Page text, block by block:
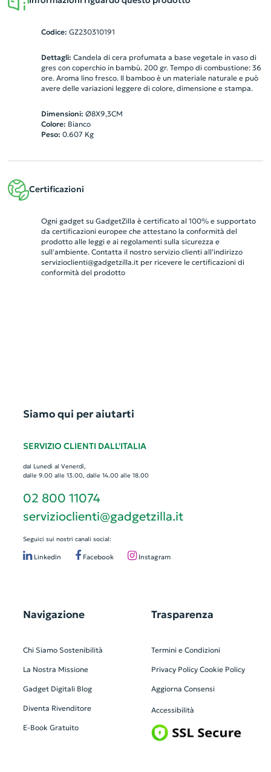
Codice: GZ230310191
Dettagli: Candela di cera profumata a base vegetale in vaso di
gres con coperchio in bambù. 200 gr. Tempo di combustione: 36
ore. Aroma lino fresco. Il bamboo è un materiale naturale e può
avere delle variazioni leggere di colore, dimensione e stampa.
Dimensioni: Ø8X9,3CM
Colore: Bianco
Peso: 0.607 Kg
Certificazioni
Ogni gadget su GadgetZilla è certificato al 100% e supportato
da certificazioni europee che attestano la conformità del
prodotto alle leggi e ai regolamenti sulla sicurezza e
sull'ambiente. Contatta il nostro servizio clienti all’indirizzo
servizioclienti@gadgetzilla.itper ricevere le certificazioni di
conformità del prodotto
Siamo qui per aiutarti
SERVIZIO CLIENTI DALL'ITALIA
dal Lunedì al Venerdì,
dalle 9.00 alle 13.00, dalle 14.00 alle 18.00
02 800 11074
servizioclienti@gadgetzilla.it
Seguici sui nostri canali social:
Linkedin Facebook Instagram
Navigazione
Chi Siamo Sostenibilità
La Nostra Missione
Gadget Digitali Blog
Diventa Rivenditore
E-Book Gratuito
Trasparenza
Termini e Condizioni
Privacy Policy Cookie Policy
Aggiorna Consensi
Accessibilità